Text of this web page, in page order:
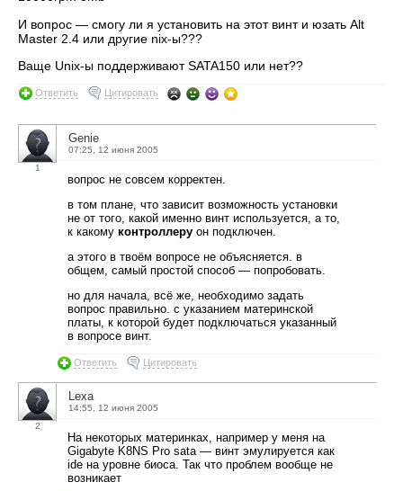
И вопрос — смогу ли я установить на этот винт и юзать Alt
Master 2.4 или другие nix-ы???
Ваще Unix-ы поддерживают SATA150 или нет??
Ответить Цитировать
1
Genie
07:25, 12 июня 2005
вопрос не совсем корректен.
в том плане, что зависит возможность установки
не от того, какой именно винт используется, а то,
к какому контроллеру он подключен.
а этого в твоём вопросе не объясняется. в
общем, самый простой способ — попробовать.
но для начала, всё же, необходимо задать
вопрос правильно. с указанием материнской
платы, к которой будет подключаться указанный
в вопросе винт.
Ответить Цитировать
2
Lexa
14:55, 12 июня 2005
На некоторых материнках, например у меня на
Gigabyte K8NS Pro sata — винт эмулируется как
ide на уровне биоса. Так что проблем вообще не
возникает